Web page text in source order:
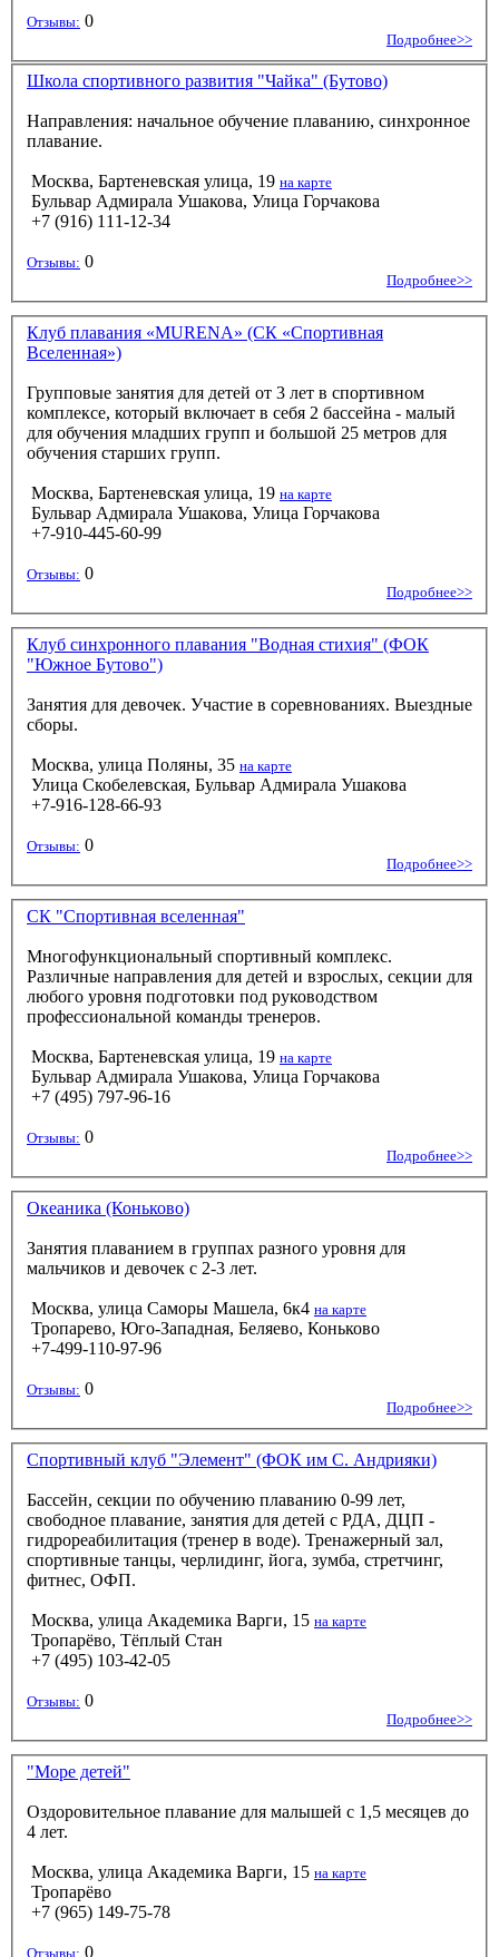
Отзывы: 0
Подробнее>>
Школа спортивного развития "Чайка" (Бутово)
Направления: начальное обучение плаванию, синхронное
плавание.
Москва, Бартеневская улица, 19 на карте
Бульвар Адмирала Ушакова, Улица Горчакова
+7 (916) 111-12-34
Отзывы: 0
Подробнее>>
Клуб плавания «MURENA» (СК «Спортивная
Вселенная»)
Групповые занятия для детей от 3 лет в спортивном
комплексе, который включает в себя 2 бассейна - малый
для обучения младших групп и большой 25 метров для
обучения старших групп.
Москва, Бартеневская улица, 19 на карте
Бульвар Адмирала Ушакова, Улица Горчакова
+7-910-445-60-99
Отзывы: 0
Подробнее>>
Клуб синхронного плавания "Водная стихия" (ФОК
"Южное Бутово")
Занятия для девочек. Участие в соревнованиях. Выездные
сборы.
Москва, улица Поляны, 35 на карте
Улица Скобелевская, Бульвар Адмирала Ушакова
+7-916-128-66-93
Отзывы: 0
Подробнее>>
СК "Спортивная вселенная"
Многофункциональный спортивный комплекс.
Различные направления для детей и взрослых, секции для
любого уровня подготовки под руководством
профессиональной команды тренеров.
Москва, Бартеневская улица, 19 на карте
Бульвар Адмирала Ушакова, Улица Горчакова
+7 (495) 797-96-16
Отзывы: 0
Подробнее>>
Океаника (Коньково)
Занятия плаванием в группах разного уровня для
мальчиков и девочек с 2-3 лет.
Москва, улица Саморы Машела, 6к4 на карте
Тропарево, Юго-Западная, Беляево, Коньково
+7-499-110-97-96
Отзывы: 0
Подробнее>>
Спортивный клуб "Элемент" (ФОК им С. Андрияки)
Бассейн, секции по обучению плаванию 0-99 лет,
свободное плавание, занятия для детей с РДА, ДЦП -
гидрореабилитация (тренер в воде). Тренажерный зал,
спортивные танцы, черлидинг, йога, зумба, стретчинг,
фитнес, ОФП.
Москва, улица Академика Варги, 15 на карте
Тропарёво, Тёплый Стан
+7 (495) 103-42-05
Отзывы: 0
Подробнее>>
"Море детей"
Оздоровительное плавание для малышей с 1,5 месяцев до
4 лет.
Москва, улица Академика Варги, 15 на карте
Тропарёво
+7 (965) 149-75-78
Отзывы: 0